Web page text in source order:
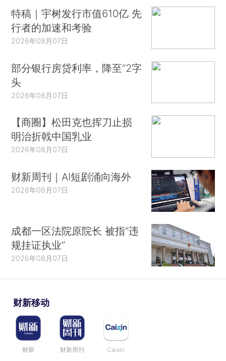
特稿｜宇树发行市值610亿 先
行者的加速和考验
2026年08月07日
部分银行房贷利率，降至“2字
头
2026年08月07日
【商圈】松田克也挥刀止损
明治折戟中国乳业
2026年08月07日
财新周刊｜AI短剧涌向海外
2026年08月07日
成都一区法院原院长 被指“违
规挂证执业”
2026年08月07日
财新移动
财新 财新周刊 Caixin